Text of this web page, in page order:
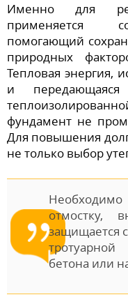
Именно для
применяется
помогающий
природных
Тепловая энергия,
и
фундамент не
Для повышения
не только выбор
отмостку,
защищается
бетона или